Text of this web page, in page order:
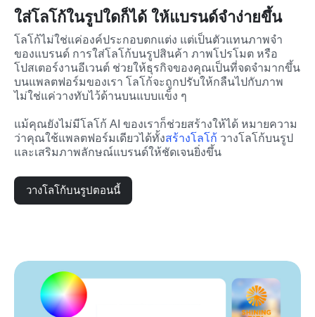
ใส่โลโก้ในรูปใดก็ได้ ให้แบรนด์จำง่ายขึ้น
โลโก้ไม่ใช่แค่องค์ประกอบตกแต่ง แต่เป็นตัวแทนภาพจำ
ของแบรนด์ การใส่โลโก้บนรูปสินค้า ภาพโปรโมต หรือ
โปสเตอร์งานอีเวนต์ ช่วยให้ธุรกิจของคุณเป็นที่จดจำมากขึ้น
บนแพลตฟอร์มของเรา โลโก้จะถูกปรับให้กลืนไปกับภาพ
ไม่ใช่แค่วางทับไว้ด้านบนแบบแข็ง ๆ
แม้คุณยังไม่มีโลโก้ AI ของเราก็ช่วยสร้างให้ได้ หมายความ
ว่าคุณใช้แพลตฟอร์มเดียวได้ทั้งสร้างโลโก้ วางโลโก้บนรูป
และเสริมภาพลักษณ์แบรนด์ให้ชัดเจนยิ่งขึ้น
วางโลโก้บนรูปตอนนี้